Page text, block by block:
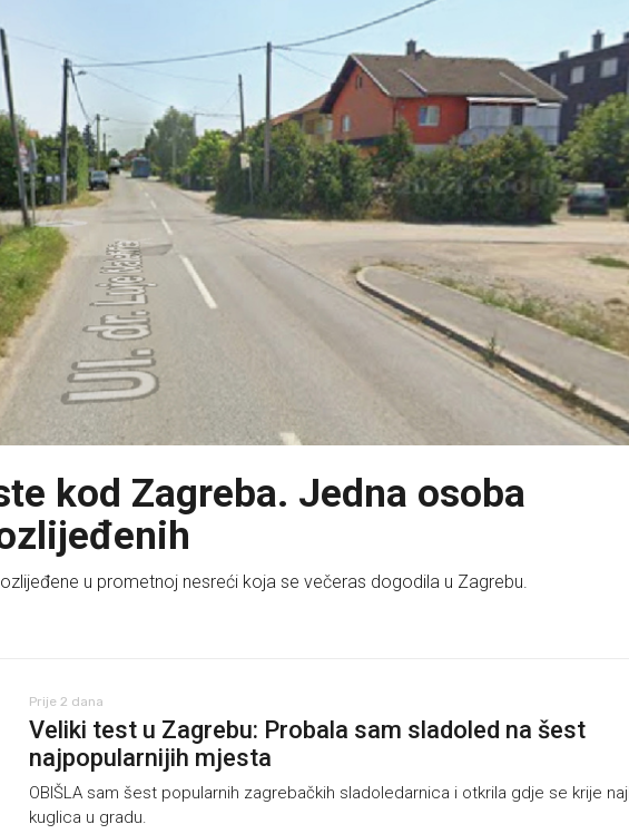
kod Zagreba. Jedna osoba
u prometnoj nesreći koja se večeras dogodila u Zagrebu.
Prije 2 dana
Veliki test u Zagrebu: Probala sam sladoled na šest
najpopularnijih mjesta
OBIŠLA sam šest popularnih zagrebačkih sladoledarnica i otkrila gdje se krije
kuglica u gradu.